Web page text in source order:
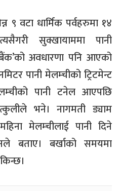
९ वटा धार्मिक पर्वहरुमा १४
सुक्खायाममा पानी
बैंक’को अवधारणा पनि आएको
पानी मेलम्चीको ट्रिटमेन्ट
पानी टनेल आएपछि
भने। नागमती ड्याम
मेलम्चीलाई पानी दिने
बताए। बर्खाको समयमा